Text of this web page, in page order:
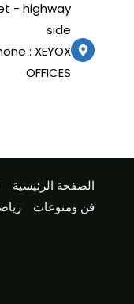
- highway
side
: XEYOX
OFFICES
الصفحة الرئيسية
فن ومنوعات